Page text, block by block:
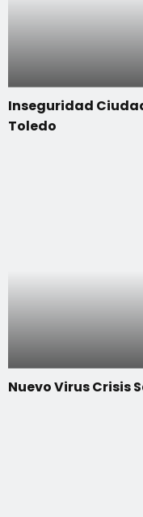
Inseguridad
Toledo
Nuevo Virus Crisis